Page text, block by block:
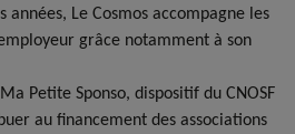
années, Le Cosmos accompagne les
grâce notamment à son
Petite Sponso, dispositif du CNOSF
au financement des associations